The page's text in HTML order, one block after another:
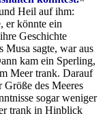
Heil auf ihm:
er könnte ein
Geschichte
Musa sagte, war aus
kam ein Sperling,
Meer trank. Darauf
des Meeres
sogar weniger
trank in Hinblick